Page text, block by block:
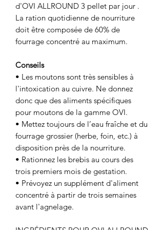
d'OVI ALLROUND 3 pellet par jour .
La ration quotidienne de nourriture
doit être composée de 60% de
fourrage concentré au maximum.
Conseils
• Les moutons sont très sensibles à
l'intoxication au cuivre. Ne donnez
donc que des aliments spécifiques
pour moutons de la gamme OVI.
• Mettez toujours de l’eau fraîche et du
fourrage grossier (herbe, foin, etc.) à
disposition près de la nourriture.
• Rationnez les brebis au cours des
trois premiers mois de gestation.
• Prévoyez un supplément d'aliment
concentré à partir de trois semaines
avant l'agnelage.